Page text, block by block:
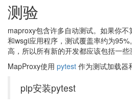
测验
maproxy包含许多自动测试。如果你不
和wsgi应用程序，测试覆盖率约为
高，所以所有新的开发都应该包括一些
MapProxy使用 pytest 作为测试加载器
pip安装pytest